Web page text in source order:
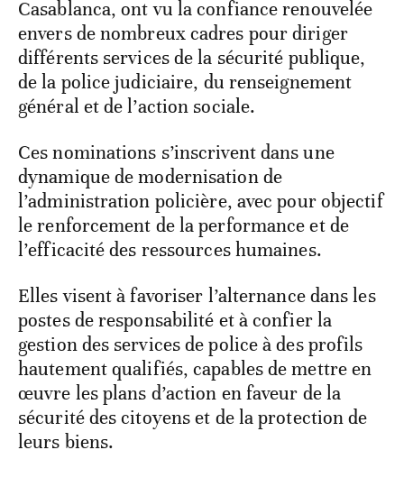
Casablanca, ont vu la confiance renouvelée
envers de nombreux cadres pour diriger
différents services de la sécurité publique,
de la police judiciaire, du renseignement
général et de l’action sociale.
Ces nominations s’inscrivent dans une
dynamique de modernisation de
l’administration policière, avec pour objectif
le renforcement de la performance et de
l’efficacité des ressources humaines.
Elles visent à favoriser l’alternance dans les
postes de responsabilité et à confier la
gestion des services de police à des profils
hautement qualifiés, capables de mettre en
œuvre les plans d’action en faveur de la
sécurité des citoyens et de la protection de
leurs biens.